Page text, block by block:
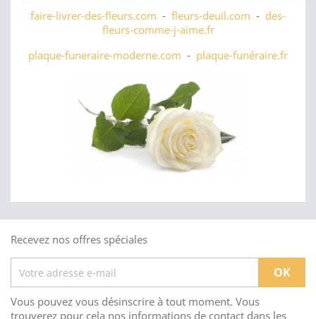
faire-livrer-des-fleurs.com - fleurs-deuil.com - des-
fleurs-comme-j-aime.fr
plaque-funeraire-moderne.com - plaque-funéraire.fr
Recevez nos offres spéciales
Vous pouvez vous désinscrire à tout moment. Vous
trouverez pour cela nos informations de contact dans les